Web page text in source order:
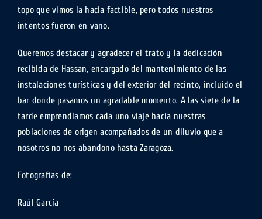
topo que vimos la hacia factible, pero todos nuestros
intentos fueron en vano.
Queremos destacar y agradecer el trato y la dedicación
recibida de Hassan, encargado del mantenimiento de las
instalaciones turísticas y del exterior del recinto, incluido el
bar donde pasamos un agradable momento. A las siete de la
tarde emprendíamos cada uno viaje hacia nuestras
poblaciones de origen acompañados de un diluvio que a
nosotros no nos abandono hasta Zaragoza.
Fotografías de:
Raúl García